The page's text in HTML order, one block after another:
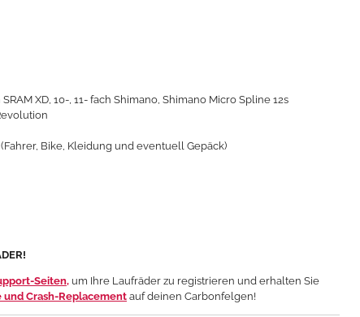
XD, 10-, 11- fach Shimano, Shimano Micro Spline 12s
Bike, Kleidung und eventuell Gepäck)
Seiten, um Ihre Laufräder zu registrieren und erhalten Sie
und Crash-Replacement auf deinen Carbonfelgen!